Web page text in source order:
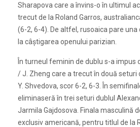
Sharapova care a învins-o în ultimul
trecut de la Roland Garros,
(6-2, 6-4). De altfel, rusoaica pare
la câştigarea openului parizian.
În turneul feminin de dublu s-a impus
/ J. Zheng care a trecut în două seturi
Y. Shvedova, scor 6-2, 6-3. În
eliminaseră în trei seturi dublul
Jarmila Gajdosova. Finala masculină
exclusiv americană, pentru titlul de la